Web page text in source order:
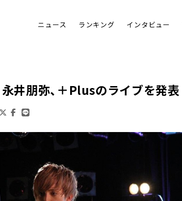
ニュース ランキング インタビュー
永井朋弥、＋Plusのライブを発表